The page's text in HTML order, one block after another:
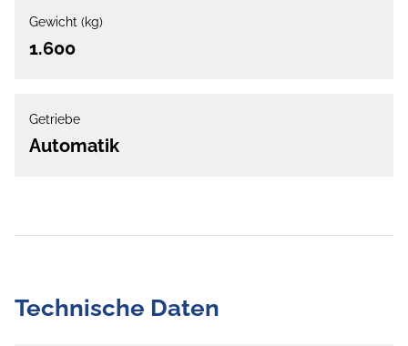
Gewicht (kg)
1.600
Getriebe
Automatik
Technische Daten